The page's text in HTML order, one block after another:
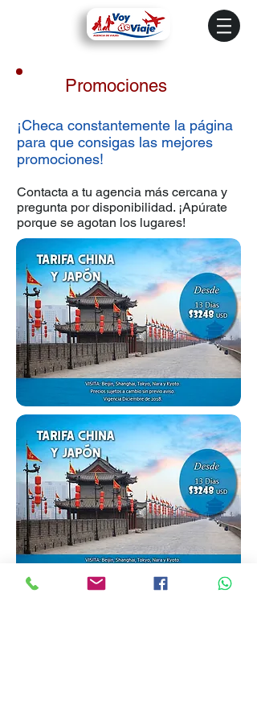
Promociones
¡Checa constantemente la página
para que consigas las mejores
promociones!
Contacta a tu agencia más cercana y
pregunta por disponibilidad. ¡Apúrate
porque se agotan los lugares!